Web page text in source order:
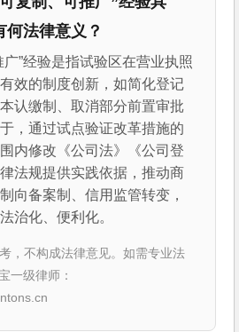
何法律意义？
广”经验是指试验区在营业执照
效的制度创新，如简化登记
认缴制、取消部分前置审批
，通过试点验证改革措施的
内修改《公司法》《公司登
法规提供实践依据，推动商
向备案制、信用监管转变，
治化、便利化。
，不构成法律意见。如需专业法
一级律师：